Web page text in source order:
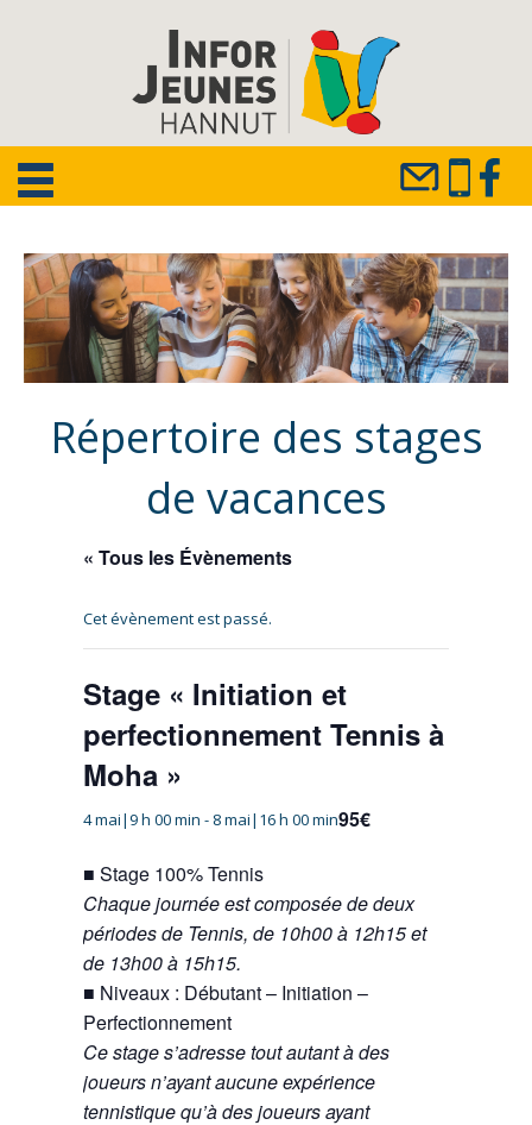
Répertoire des stages
de vacances
« Tous les Évènements
Cet évènement est passé.
Stage « Initiation et
perfectionnement Tennis à
Moha »
4 mai|9 h 00 min - 8 mai|16 h 00 min95€
■ Stage 100% Tennis
Chaque journée est composée de deux
périodes de Tennis, de 10h00 à 12h15 et
de 13h00 à 15h15.
■ Niveaux : Débutant – Initiation –
Perfectionnement
Ce stage s’adresse tout autant à des
joueurs n’ayant aucune expérience
tennistique qu’à des joueurs ayant